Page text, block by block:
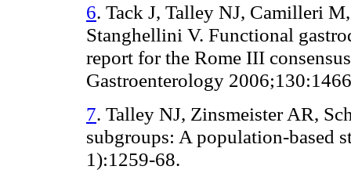
6. Tack J, Talley NJ, Camilleri
Stanghellini V. Functional
report for the Rome III
Gastroenterology
7. Talley NJ, Zinsmeister AR,
subgroups: A population-based
1):1259-68.